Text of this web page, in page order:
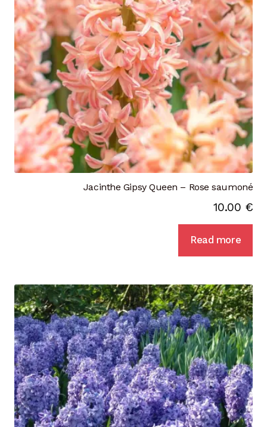
Jacinthe Gipsy Queen – Rose saumoné
10.00 €
Read more